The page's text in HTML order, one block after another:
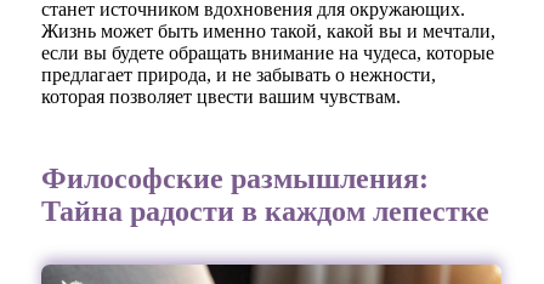
станет источником вдохновения для окружающих.
Жизнь может быть именно такой, какой вы и мечтали,
если вы будете обращать внимание на чудеса, которые
предлагает природа, и не забывать о нежности,
которая позволяет цвести вашим чувствам.
Философские размышления:
Тайна радости в каждом лепестке